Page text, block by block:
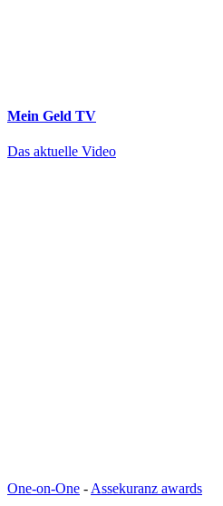
Mein Geld TV
Das aktuelle Video
One-on-One -Assekuranz awards